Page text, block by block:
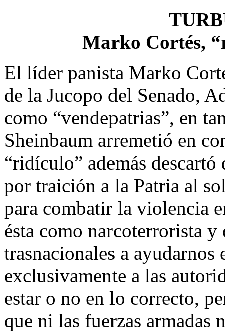
Marko Cortés,
El líder panista Marko
de la Jucopo del Senado,
como “vendepatrias”, en
Sheinbaum arremetió en
“ridículo” además descartó
por traición a la Patria al
para combatir la violencia
ésta como narcoterrorista y
trasnacionales a ayudarnos
exclusivamente a las
estar o no en lo correcto,
que ni las fuerzas